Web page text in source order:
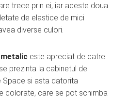
trece prin ei, iar aceste doua
de elastice de mici
diverse culori.
este apreciat de catre
prezinta la cabinetul de
Space si asta datorita
colorate, care se pot schimba